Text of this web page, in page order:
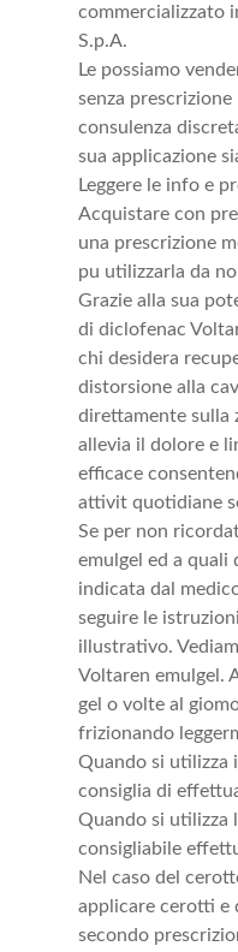
commercializzato
S.p.A.
Le possiamo
senza
consulenza
sua applicazione
Leggere le info e
Acquistare con
una prescrizione
pu utilizzarla da
Grazie alla sua
di diclofenac
chi desidera
distorsione alla
direttamente sulla
allevia il dolore e
efficace
attivit quotidiane
Se per non
emulgel ed a quali
indicata dal
seguire le
illustrativo.
Voltaren emulgel.
gel o volte al
frizionando
Quando si utilizza
consiglia di
Quando si utilizza
consigliabile
Nel caso del
applicare cerotti e
secondo